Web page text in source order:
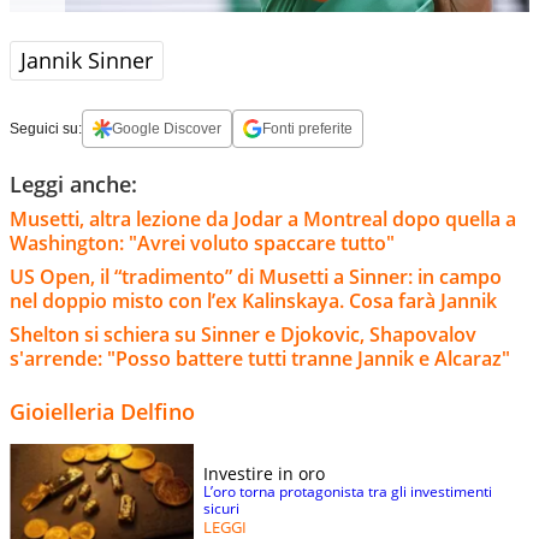
Jannik Sinner
Seguici su: Google Discover Fonti preferite
Leggi anche:
Musetti, altra lezione da Jodar a Montreal dopo quella a
Washington: "Avrei voluto spaccare tutto"
US Open, il “tradimento” di Musetti a Sinner: in campo
nel doppio misto con l’ex Kalinskaya. Cosa farà Jannik
Shelton si schiera su Sinner e Djokovic, Shapovalov
s'arrende: "Posso battere tutti tranne Jannik e Alcaraz"
Gioielleria Delfino
Investire in oro
L’oro torna protagonista tra gli investimenti
sicuri
LEGGI